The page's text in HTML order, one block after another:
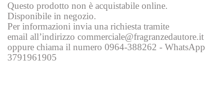
Questo prodotto non è acquistabile online.
Disponibile in negozio.
Per informazioni invia una richiesta tramite
email all’indirizzo commerciale@fragranzedautore.it
oppure chiama il numero 0964-388262 - WhatsApp
3791961905